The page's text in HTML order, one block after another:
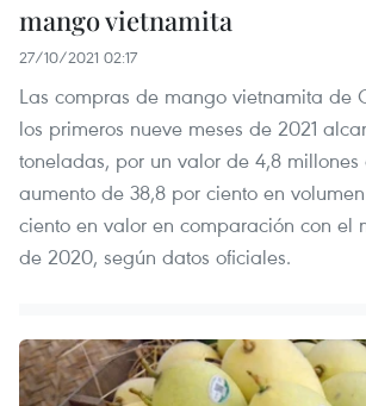
mango vietnamita
27/10/2021 02:17
Las compras de mango vietnamita de
los primeros nueve meses de 2021
toneladas, por un valor de 4,8 millones
aumento de 38,8 por ciento en
ciento en valor en comparación con el
de 2020, según datos oficiales.